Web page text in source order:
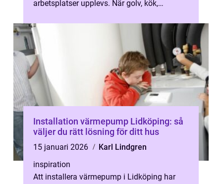
arbetsplatser upplevs. När golv, kök,
Installation värmepump Lidköping: så
väljer du rätt lösning för ditt hus
15 januari 2026
Karl Lindgren
inspiration
Att installera värmepump i Lidköping har